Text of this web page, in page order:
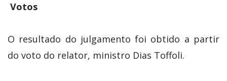
Votos
O resultado do julgamento foi obtido a partir
do voto do relator, ministro Dias Toffoli.